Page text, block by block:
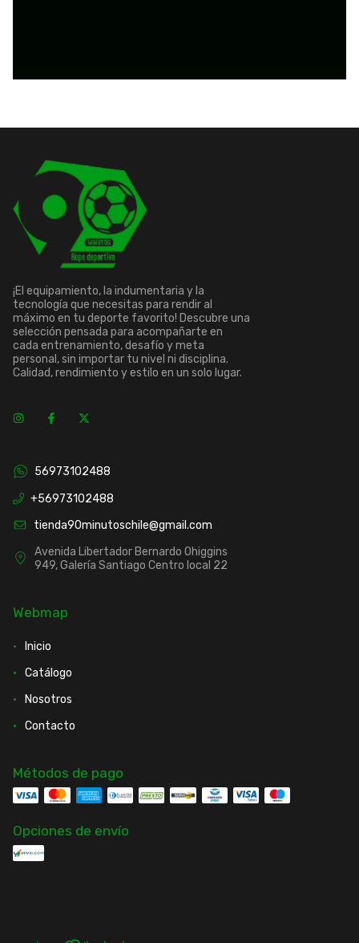
¡El equipamiento, la indumentaria y la
tecnología que necesitas para rendir al
máximo en tu deporte favorito! Descubre una
selección pensada para acompañarte en
cada entrenamiento, desafío y meta
personal, sin importar tu nivel ni disciplina.
Calidad, rendimiento y estilo en un solo lugar.
56973102488
+56973102488
tienda90minutoschile@gmail.com
Avenida Libertador Bernardo Ohiggins
949, Galería Santiago Centro local 22
Webmap
Inicio
Catálogo
Nosotros
Contacto
Métodos de pago
Opciones de envío